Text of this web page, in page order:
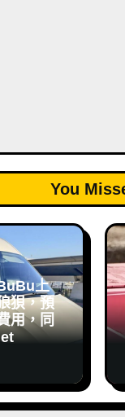
You
上
狽，預
用，同